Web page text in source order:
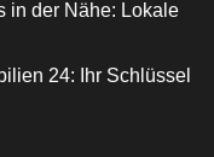
in der Nähe: Lokale
24: Ihr Schlüssel